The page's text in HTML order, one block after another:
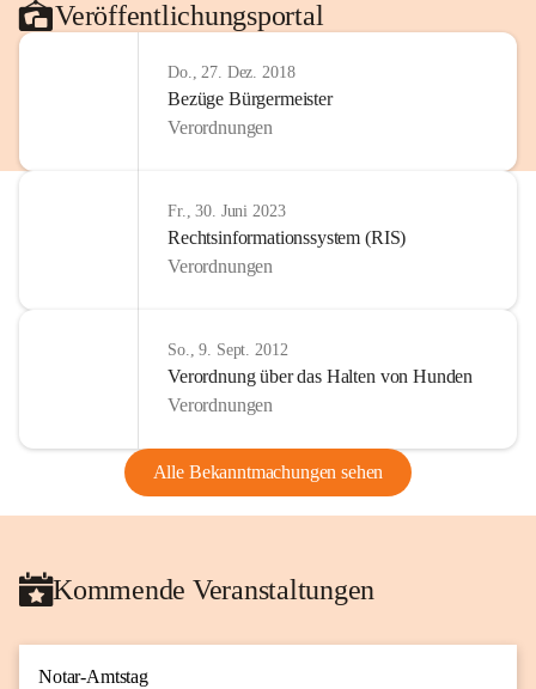
Veröffentlichungsportal
Do., 27. Dez. 2018
Bezüge Bürgermeister
Verordnungen
Fr., 30. Juni 2023
Rechtsinformationssystem (RIS)
Verordnungen
So., 9. Sept. 2012
Verordnung über das Halten von Hunden
Verordnungen
Alle Bekanntmachungen sehen
Kommende Veranstaltungen
Notar-Amtstag